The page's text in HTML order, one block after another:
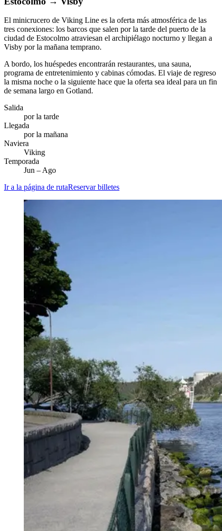
El minicrucero de Viking Line es la oferta más atmosférica de las
tres conexiones: los barcos que salen por la tarde del puerto de la
ciudad de Estocolmo atraviesan el archipiélago nocturno y llegan a
Visby por la mañana temprano.
A bordo, los huéspedes encontrarán restaurantes, una sauna,
programa de entretenimiento y cabinas cómodas. El viaje de regreso
la misma noche o la siguiente hace que la oferta sea ideal para un fin
de semana largo en Gotland.
Salida
por la tarde
Llegada
por la mañana
Naviera
Viking
Temporada
Jun – Ago
Ir a la página de rutaReservar billetes